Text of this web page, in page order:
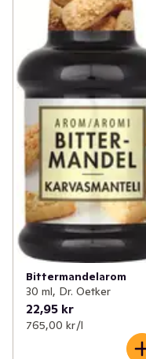
Bittermandelarom
30 ml, Dr. Oetker
22,95 kr
765,00 kr /l